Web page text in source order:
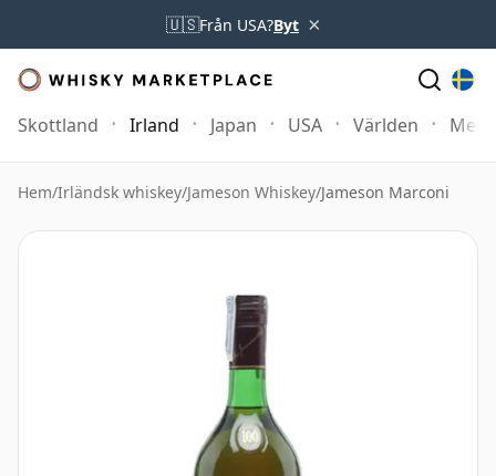
🇺🇸Från USA?Byt ×
Skottland Irland Japan USA Världen Mer
Hem/Irländsk whiskey/Jameson Whiskey/Jameson Marconi